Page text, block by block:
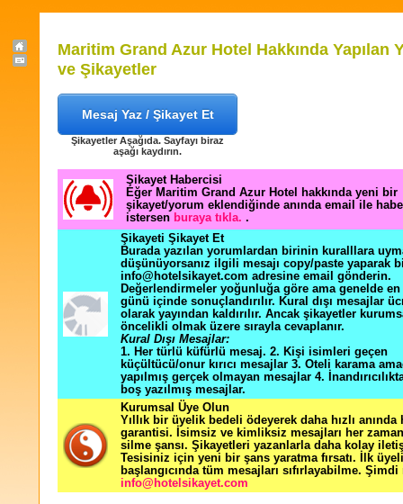
Maritim Grand Azur Hotel Hakkında Yapılan
ve Şikayetler
Mesaj Yaz / Şikayet Et
Şikayetler Aşağıda. Sayfayı biraz
aşağı kaydırın.
Şikayet Habercisi
Eğer Maritim Grand Azur Hotel hakkında yeni bir
şikayet/yorum eklendiğinde anında email ile
istersen buraya tıkla. .
Şikayeti Şikayet Et
Burada yazılan yorumlardan birinin kuralllara
düşünüyorsanız ilgili mesajı copy/paste yaparak
info@hotelsikayet.com adresine email gönderin.
Değerlendirmeler yoğunluğa göre ama genelde
günü içinde sonuçlandırılır. Kural dışı mesajlar
olarak yayından kaldırılır. Ancak şikayetler
öncelikli olmak üzere sırayla cevaplanır.
Kural Dışı Mesajlar:
1. Her türlü küfürlü mesaj. 2. Kişi isimleri geçen
küçültücü/onur kırıcı mesajlar 3. Oteli karama
yapılmış gerçek olmayan mesajlar 4.
boş yazılmış mesajlar.
Kurumsal Üye Olun
Yıllık bir üyelik bedeli ödeyerek daha hızlı
garantisi. İsimsiz ve kimliksiz mesajları her zaman
silme şansı. Şikayetleri yazanlarla daha kolay
Tesisiniz için yeni bir şans yaratma fırsatı. İlk
başlangıcında tüm mesajları sıfırlayabilme. Şimdi
info@hotelsikayet.com